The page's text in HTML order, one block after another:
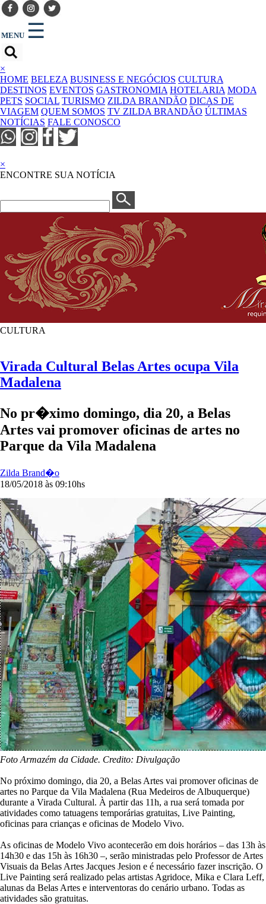
MENU ☰
×
HOME BELEZA BUSINESS E NEGÓCIOS CULTURA
DESTINOS EVENTOS GASTRONOMIA HOTELARIA MODA
PETS SOCIAL TURISMO ZILDA BRANDÃO DICAS DE
VIAGEM QUEM SOMOS TV ZILDA BRANDÃO ÚLTIMAS
NOTÍCIAS FALE CONOSCO
×
ENCONTRE SUA NOTÍCIA
CULTURA
Virada Cultural Belas Artes ocupa Vila
Madalena
No pr�ximo domingo, dia 20, a Belas
Artes vai promover oficinas de artes no
Parque da Vila Madalena
Zilda Brand�o
18/05/2018 às 09:10hs
Foto Armazém da Cidade. Credito: Divulgação
No próximo domingo, dia 20, a Belas Artes vai promover oficinas de
artes no Parque da Vila Madalena (Rua Medeiros de Albuquerque)
durante a Virada Cultural. À partir das 11h, a rua será tomada por
atividades como tatuagens temporárias gratuitas, Live Painting,
oficinas para crianças e oficinas de Modelo Vivo.
As oficinas de Modelo Vivo acontecerão em dois horários – das 13h às
14h30 e das 15h às 16h30 –, serão ministradas pelo Professor de Artes
Visuais da Belas Artes Jacques Jesion e é necessário fazer inscrição. O
Live Painting será realizado pelas artistas Agridoce, Mika e Clara Leff,
alunas da Belas Artes e interventoras do cenário urbano. Todas as
atividades são gratuitas.